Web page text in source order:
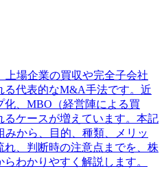
場企業の買収や完全子会社
る代表的なM&A手法です。近
、MBO（経営陣による買
ケースが増えています。本記
から、目的、種類、メリッ
れ、判断時の注意点までを、株
わかりやすく解説します。